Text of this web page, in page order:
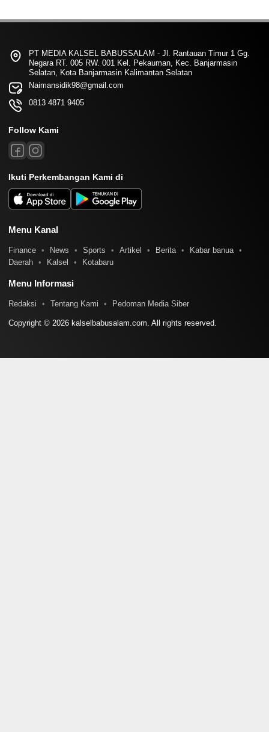
PT MEDIA KALSEL BABUSSALAM - Jl. Rantauan Timur 1 Gg.
Negara RT. 005 RW. 001 Kel. Pekauman, Kec. Banjarmasin
Selatan, Kota Banjarmasin Kalimantan Selatan
Naimansidik98@gmail.com
0813 4871 9405
Follow Kami
Ikuti Perkembangan Kami di
Menu Kanal
Finance News Sports Artikel Berita
Kabar banua
Daerah
Kalsel Kotabaru
Menu Informasi
Redaksi Tentang Kami Pedoman Media Siber
Copyright © 2026 kalselbabusalam.com. All rights reserved.